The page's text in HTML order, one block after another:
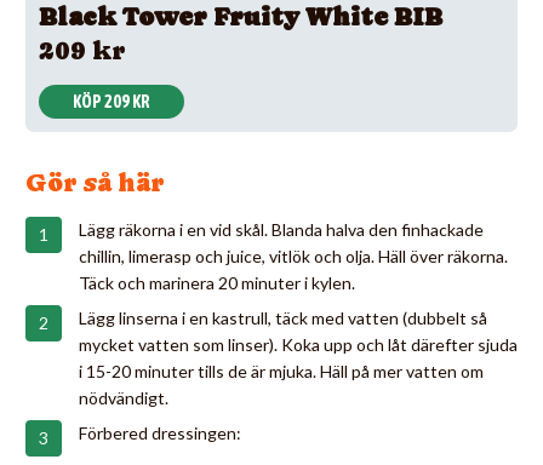
Black Tower Fruity White BIB
209 kr
KÖP 209 KR
Gör så här
Lägg räkorna i en vid skål. Blanda halva den finhackade
chillin, limerasp och juice, vitlök och olja. Häll över räkorna.
Täck och marinera 20 minuter i kylen.
Lägg linserna i en kastrull, täck med vatten (dubbelt så
mycket vatten som linser). Koka upp och låt därefter sjuda
i 15-20 minuter tills de är mjuka. Häll på mer vatten om
nödvändigt.
Förbered dressingen: